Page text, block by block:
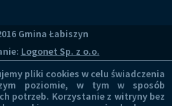
Gmina Łabiszyn
Logonet Sp. z o.o.
pliki cookies w celu świadczenia
poziomie, w tym w sposób
potrzeb. Korzystanie z witryny bez